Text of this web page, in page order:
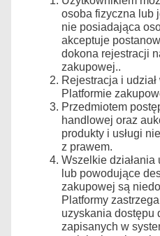
osoba fizyczna lub
nie posiadająca
akceptuje
dokona rejestracji
zakupowej..
Rejestracja i
Platformie
Przedmiotem
handlowej oraz
produkty i usługi
z prawem.
Wszelkie działania
lub powodujące
zakupowej są
Platformy
uzyskania dostępu
zapisanych w